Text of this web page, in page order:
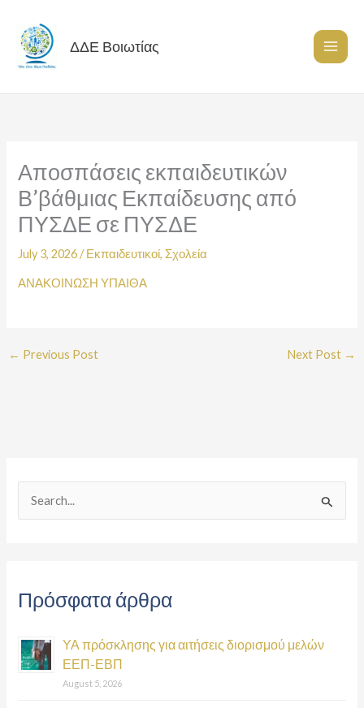
content
ΔΔΕ Βοιωτίας
Αποσπάσεις εκπαιδευτικών
Β’βάθμιας Εκπαίδευσης από
ΠΥΣΔΕ σε ΠΥΣΔΕ
July 3, 2026/Εκπαιδευτικοί, Σχολεία
ΑΝΑΚΟΙΝΩΣΗ ΥΠΑΙΘΑ
← Previous Post Next Post →
c
f
o
Πρόσφατα άρθρα
ΥΑ πρόσκλησης για αιτήσεις διορισμού μελών
ΕΕΠ-ΕΒΠ
August 5, 2026